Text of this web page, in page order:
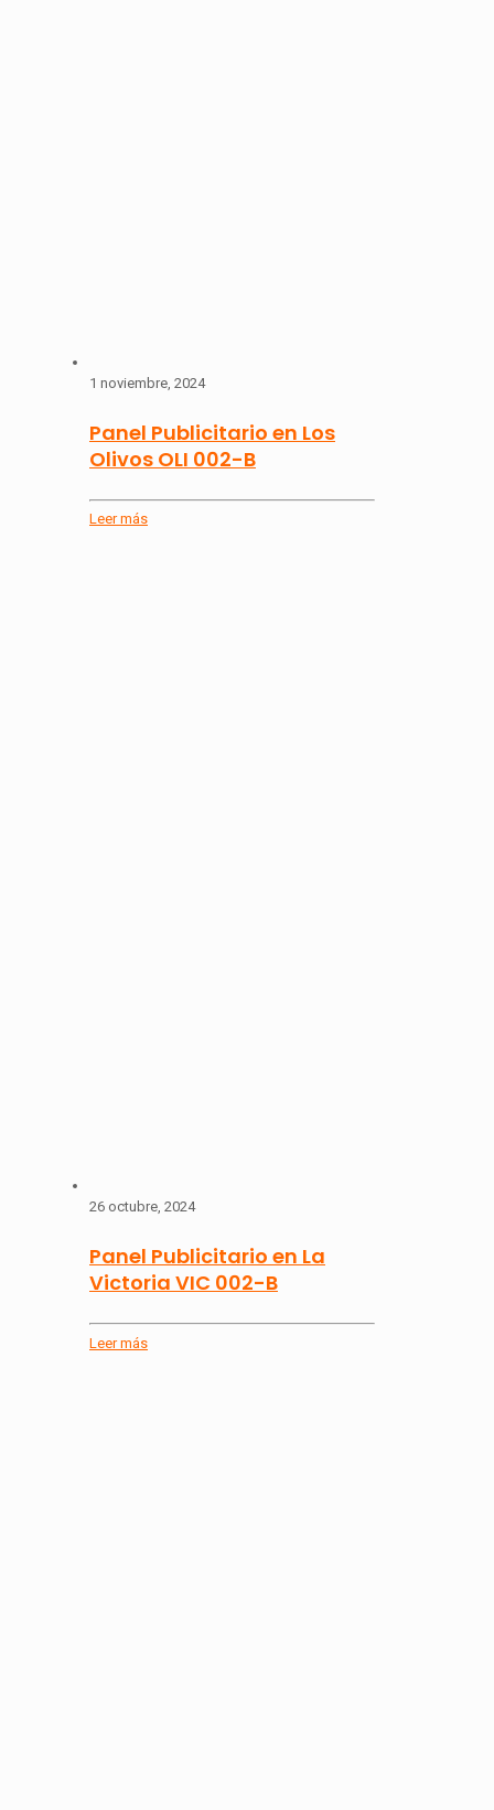
1 noviembre, 2024
Panel Publicitario en Los
Olivos OLI 002-B
Leer más
26 octubre, 2024
Panel Publicitario en La
Victoria VIC 002-B
Leer más